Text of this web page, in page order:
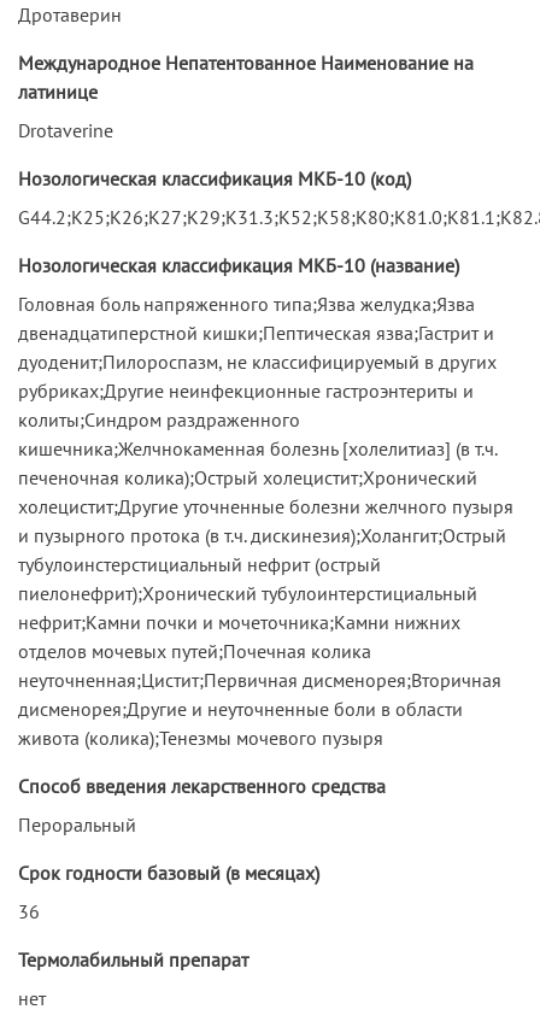
Дротаверин
Международное Непатентованное Наименование на
латинице
Drotaverine
Нозологическая классификация МКБ-10 (код)
Нозологическая классификация МКБ-10 (название)
Головная боль напряженного типа;Язва желудка;Язва
двенадцатиперстной кишки;Пептическая язва;Гастрит и
дуоденит;Пилороспазм, не классифицируемый в других
рубриках;Другие неинфекционные гастроэнтериты и
колиты;Синдром раздраженного
кишечника;Желчнокаменная болезнь [холелитиаз] (в т.ч.
печеночная колика);Острый холецистит;Хронический
холецистит;Другие уточненные болезни желчного пузыря
и пузырного протока (в т.ч. дискинезия);Холангит;Острый
тубулоинстерстициальный нефрит (острый
пиелонефрит);Хронический тубулоинтерстициальный
нефрит;Камни почки и мочеточника;Камни нижних
отделов мочевых путей;Почечная колика
неуточненная;Цистит;Первичная дисменорея;Вторичная
дисменорея;Другие и неуточненные боли в области
живота (колика);Тенезмы мочевого пузыря
Способ введения лекарственного средства
Пероральный
Срок годности базовый (в месяцах)
36
Термолабильный препарат
нет